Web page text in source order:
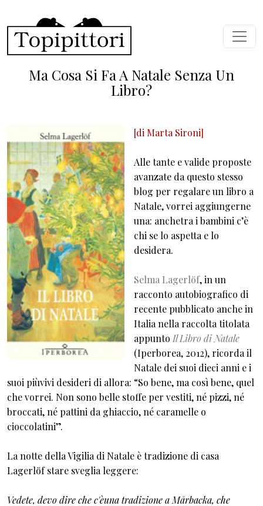
Ma Cosa Si Fa A Natale Senza Un
Libro?
[di Marta Sironi]
Alle tante e valide proposte
avanzate da questo stesso
blog per regalare un libro a
Natale, vorrei aggiungerne
una: anchetra i bambini c’è
chi se lo aspetta e lo
desidera.
Selma Lagerlöf, in un
racconto autobiografico di
recente pubblicato anche in
Italia nella raccolta titolata
appunto Il Libro di Natale
(Iperborea, 2012), ricorda il
Natale dei suoi dieci anni e i
suoi piùvivi desideri di allora: “So bene, ma così bene, quel
che vorrei. Non sono belle stoffe per vestiti, né pizzi, né
broccati, né pattini da ghiaccio, né caramelle o
cioccolatini”.
La notte della Vigilia di Natale è tradizione di casa
Lagerlöf stare sveglia leggere:
Vedete, devo dire che c'èuna tradizione a Mårbacka, che